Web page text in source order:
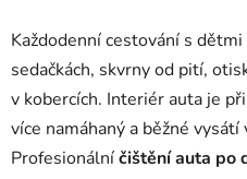
Každodenní cestování s
sedačkách, skvrny od pití,
v kobercích. Interiér auta je
více namáhaný a běžné
Profesionálníčištění auta po